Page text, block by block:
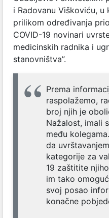
i Radovanu Viškoviću,
prilikom određivanja
COVID-19 novinari
medicinskih radnika i
stanovništva”.
Prema
raspolažemo,
broj njih je
Nažalost, imali
među
da
kategorije za
19 zaštitite
im tako
svoj posao
konačne